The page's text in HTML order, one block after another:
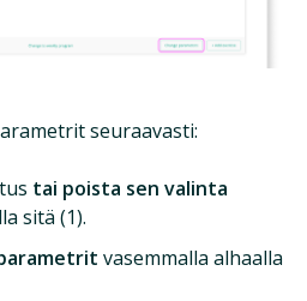
seuraavasti:
tai poista sen valinta
sitä (1).
vasemmalla alhaalla